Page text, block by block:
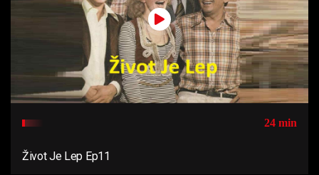
24 min
Život Je Lep Ep11